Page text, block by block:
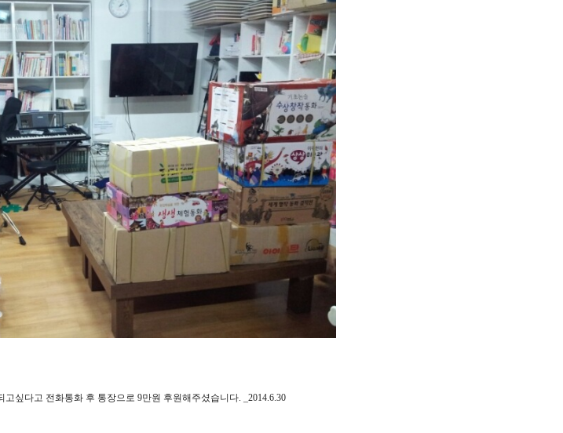
싶다고 전화통화 후 통장으로 9만원 후원해주셨습니다. _2014.6.30